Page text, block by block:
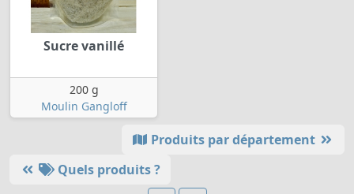
Sucre vanillé
200 g
Moulin Gangloff
Produits par département
Quels produits ?